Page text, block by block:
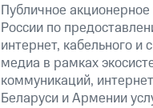
Публичное
России по
интернет, кабельного
медиа в рамках
коммуникаций,
Беларуси и Армении